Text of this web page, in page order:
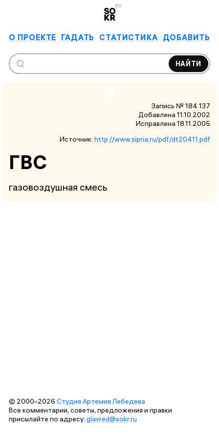
6.0
О ПРОЕКТЕ ГАДАТЬ СТАТИСТИКА ДОБАВИТЬ
НАЙТИ
Запись № 184 137
Добавлена 11.10.2002
Исправлена 18.11.2005
Источник: http://www.sipria.ru/pdf/dt20411.pdf
ГВС
газовоздушная смесь
© 2000–2026 Студия Артемия Лебедева
Все комментарии, советы, предложения и правки
присылайте по адресу: glavred@sokr.ru